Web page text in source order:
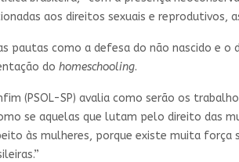
aos direitos sexuais e reprodutivos,
pautas como a defesa do não nascido e
do homeschooling.
(PSOL-SP) avalia como serão os
se aquelas que lutam pelo direito das
às mulheres, porque existe muita